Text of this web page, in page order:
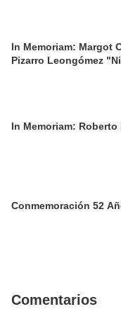
In Memoriam: Margot
Pizarro Leongómez
In Memoriam:
Conmemoración 52
Comentarios